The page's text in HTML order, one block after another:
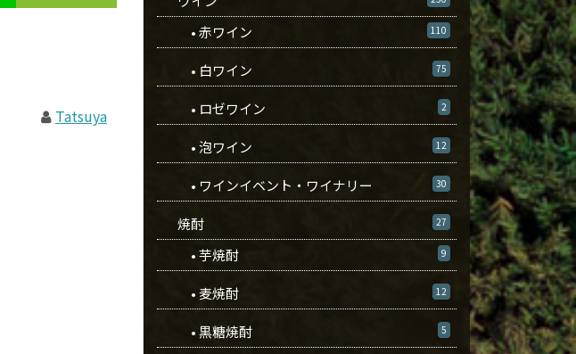
Tatsuya
• 赤ワイン 110
• 白ワイン 75
• ロゼワイン 2
• 泡ワイン 12
• ワインイベント・ワイナリー 30
焼酎 27
• 芋焼酎 9
• 麦焼酎 12
• 黒糖焼酎 5